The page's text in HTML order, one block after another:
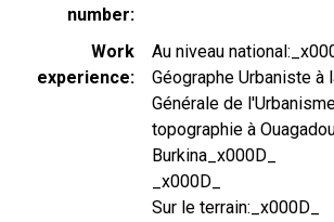
number
Work
experience
Au niveau
Géographe Urbaniste à
Générale de
topographie à
Burkina_x000D_
_x000D_
Sur le terrain:_x000D_